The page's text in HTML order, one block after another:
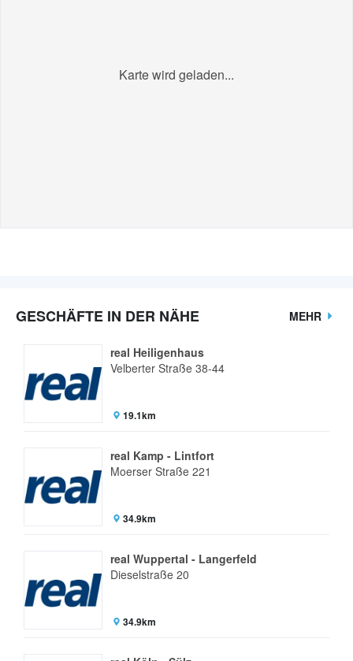
Karte wird geladen...
GESCHÄFTE IN DER NÄHE MEHR
real Heiligenhaus
Velberter Straße 38-44
19.1km
real Kamp - Lintfort
Moerser Straße 221
34.9km
real Wuppertal - Langerfeld
Dieselstraße 20
34.9km